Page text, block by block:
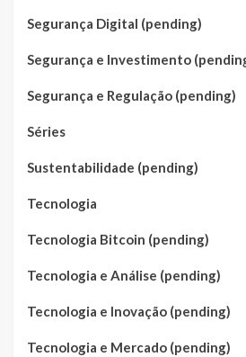
Segurança Digital (pending)
Segurança e Investimento
Segurança e Regulação (pending)
Séries
Sustentabilidade (pending)
Tecnologia
Tecnologia Bitcoin (pending)
Tecnologia e Análise (pending)
Tecnologia e Inovação (pending)
Tecnologia e Mercado (pending)